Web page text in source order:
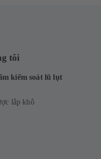
tôi
kiểm soát lũ lụt
lắp khô